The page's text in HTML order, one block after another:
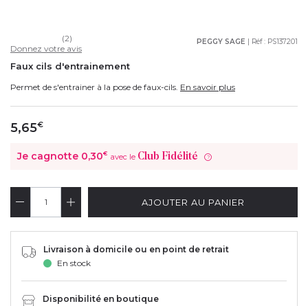
PEGGY SAGE | Réf : PS137201
(2)
Donnez votre avis
Faux cils d'entrainement
Permet de s'entrainer à la pose de faux-cils. En savoir plus
5,65€
Je cagnotte 0,30€ avec le Club Fidélité ?
AJOUTER AU PANIER
Livraison à domicile ou en point de retrait
En stock
Disponibilité en boutique